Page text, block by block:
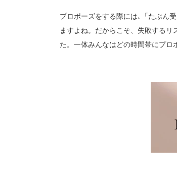
プロポーズをする際には､「たぶん
ますよね。だからこそ、失敗する
た。一体みんなはどの時間帯にプ